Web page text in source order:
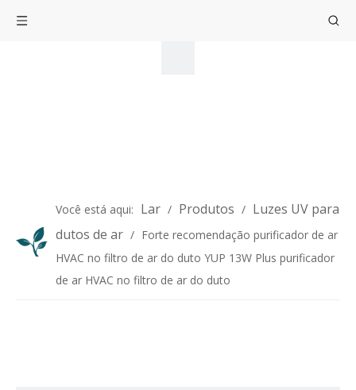
Você está aqui: Lar / Produtos / Luzes UV para
dutos de ar / Forte recomendação purificador de ar
HVAC no filtro de ar do duto YUP 13W Plus purificador
de ar HVAC no filtro de ar do duto